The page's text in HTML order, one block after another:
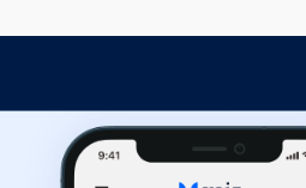
Tehetetlenségünk beismerése
Korlátaink elfogadása
Fejezet hossza: 00:01:07